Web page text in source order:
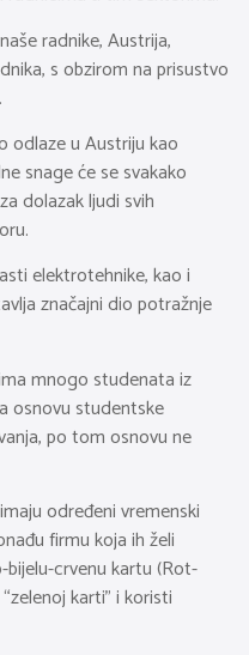
radnike, Austrija,
s obzirom na prisustvo
odlaze u Austriju kao
snage će se svakako
dolazak ljudi svih
elektrotehnike, kao i
značajni dio potražnje
mnogo studenata iz
osnovu studentske
po tom osnovu ne
određeni vremenski
firmu koja ih želi
crvenu kartu (Rot-
karti” i koristi